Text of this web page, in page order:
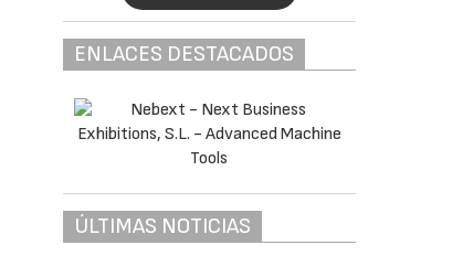
ENLACES DESTACADOS
ÚLTIMAS NOTICIAS